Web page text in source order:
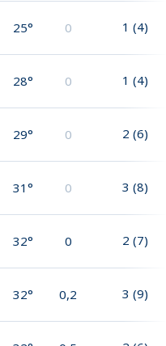
25° 0 1 (4)
28° 0 1 (4)
29° 0 2 (6)
31° 0 3 (8)
32° 0 2 (7)
32° 0,2 3 (9)